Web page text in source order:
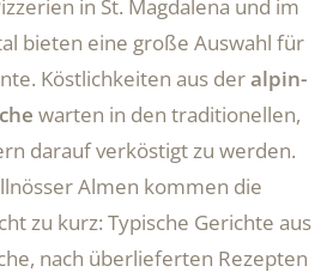
in St. Magdalena und im
bieten eine große Auswahl für
Köstlichkeiten aus deralpin-
warten in den traditionellen,
darauf verköstigt zu werden.
Almen kommen die
zu kurz: Typische Gerichte aus
nach überlieferten Rezepten